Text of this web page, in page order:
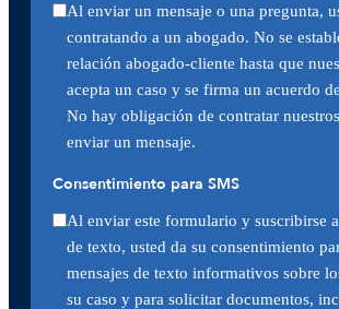
Al enviar un mensaje o una pregunta,
contratando a un abogado. No se
relación abogado-cliente hasta que
acepta un caso y se firma un acuerdo
No hay obligación de contratar
enviar un mensaje.
Consentimiento para SMS
Al enviar este formulario y suscribirse
de texto, usted da su consentimiento
mensajes de texto informativos sobre
su caso y para solicitar documentos,